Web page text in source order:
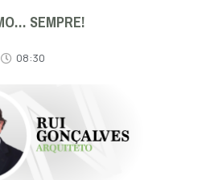
SEMPRE!
08:30